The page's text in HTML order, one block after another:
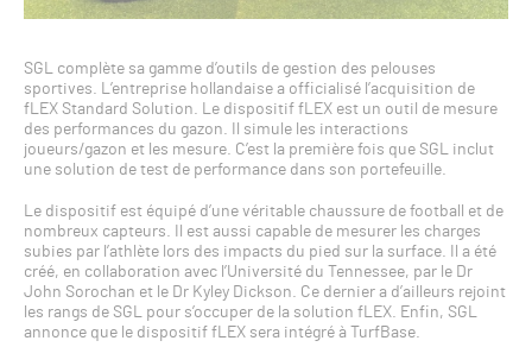
SGL complète sa gamme d’outils de gestion des pelouses
sportives. L’entreprise hollandaise a officialisé l’acquisition de
fLEX Standard Solution. Le dispositif fLEX est un outil de mesure
des performances du gazon. Il simule les interactions
joueurs/gazon et les mesure. C’est la première fois que SGL inclut
une solution de test de performance dans son portefeuille.
Le dispositif est équipé d’une véritable chaussure de football et de
nombreux capteurs. Il est aussi capable de mesurer les charges
subies par l’athlète lors des impacts du pied sur la surface. Il a été
créé, en collaboration avec l’Université du Tennessee, par le Dr
John Sorochan et le Dr Kyley Dickson. Ce dernier a d’ailleurs rejoint
les rangs de SGL pour s’occuper de la solution fLEX. Enfin, SGL
annonce que le dispositif fLEX sera intégré à TurfBase.